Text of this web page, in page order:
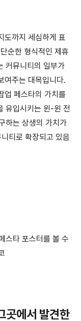
도까지 세심하게 표
순한 형식적인 제휴
커뮤니티의 일부가
여주는 대목입니다.
업 페스타의 가치를
유입시키는 윈-윈 전
하는 상생의 가치가
티로 확장되고 있음
스타 포스터를 볼 수
곳에서 발견한